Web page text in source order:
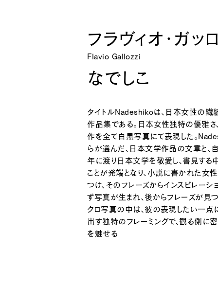
フラヴィオ・ガッ
Flavio Gallozzi
なでしこ
タイトルNadeshikoは、日本女性の
作品集である。日本女性独特の優雅さ
作を全て白黒写真にて表現した。
らが選んだ、日本文学作品の文章と、
年に渡り日本文学を敬愛し、書見する
ことが発端となり、小説に書かれた
つけ、そのフレーズからインスピレーシ
ず写真が生まれ、後からフレーズが見
クロ写真の中は、彼の表現したい一
出す独特のフレーミングで、観る側に
を魅せる